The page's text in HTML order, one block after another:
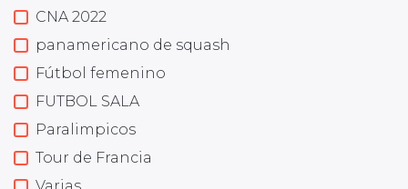
CNA 2022
panamericano de squash
Fútbol femenino
FUTBOL SALA
Paralimpicos
Tour de Francia